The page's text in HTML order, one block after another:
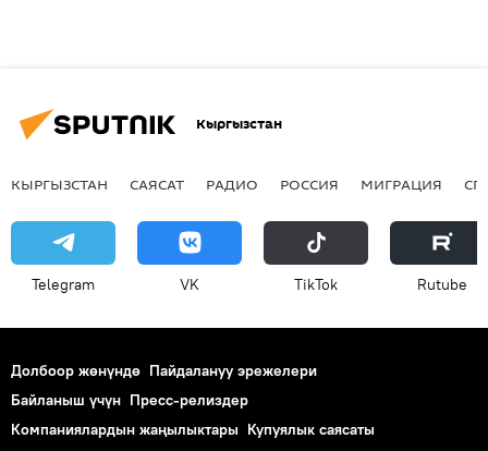
Кыргызстан
КЫРГЫЗСТАН САЯСАТ РАДИО РОССИЯ МИГРАЦИЯ
Telegram VK ТikТоk Rutube
Долбоор жөнүндө Пайдалануу эрежелери
Байланыш үчүн Пресс-релиздер
Компаниялардын жаңылыктары Купуялык саясаты